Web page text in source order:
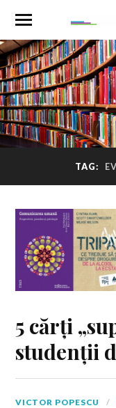
TAG:
5 cărți
studenții
VICTOR POPESCU